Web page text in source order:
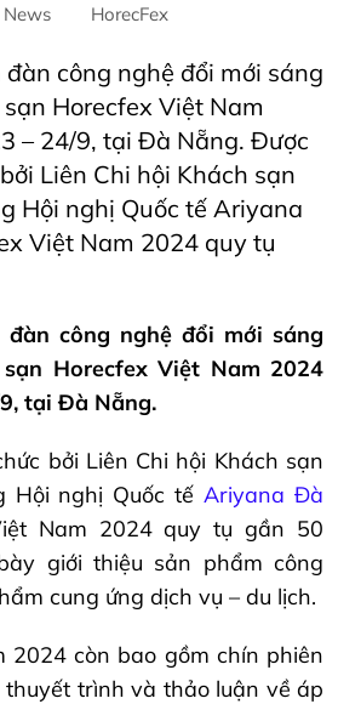
News HorecFex
công nghệ đổi mới sáng
Horecfex Việt Nam
– 24/9, tại Đà Nẵng. Được
Liên Chi hội Khách sạn
Hội nghị Quốc tế Ariyana
Việt Nam 2024 quy tụ
công nghệ đổi mới sáng
Horecfex Việt Nam 2024
tại Đà Nẵng.
bởi Liên Chi hội Khách sạn
Hội nghị Quốc tếAriyana Đà
Nam 2024 quy tụ gần 50
giới thiệu sản phẩm công
cung ứng dịch vụ – du lịch.
2024 còn bao gồm chín phiên
trình và thảo luận về áp